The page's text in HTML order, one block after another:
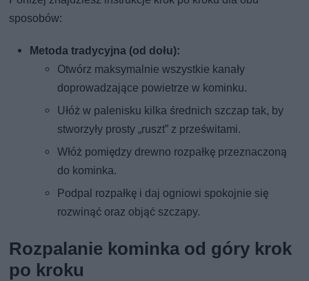
sposobów:
Metoda tradycyjna (od dołu):
Otwórz maksymalnie wszystkie kanały
doprowadzające powietrze w kominku.
Ułóż w palenisku kilka średnich szczap tak, by
stworzyły prosty „ruszt” z prześwitami.
Włóż pomiędzy drewno rozpałkę przeznaczoną
do kominka.
Podpal rozpałkę i daj ogniowi spokojnie się
rozwinąć oraz objąć szczapy.
Rozpalanie kominka od góry krok
po kroku